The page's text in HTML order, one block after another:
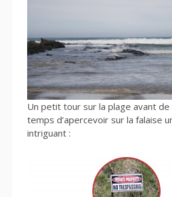
Un petit tour sur la plage avant
temps d’apercevoir sur la falaise
intriguant :